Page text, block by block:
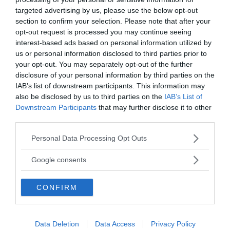
targeted advertising by us, please use the below opt-out
section to confirm your selection. Please note that after your
opt-out request is processed you may continue seeing
interest-based ads based on personal information utilized by
us or personal information disclosed to third parties prior to
your opt-out. You may separately opt-out of the further
disclosure of your personal information by third parties on the
IAB’s list of downstream participants. This information may
also be disclosed by us to third parties on the IAB’s List of
Downstream Participants that may further disclose it to other
Please note that this website/app uses one or more Google
not limited to your visit or usage behaviour. You may click to
use your data for below specified purposes in below Google
consent section.
Personal Data Processing Opt Outs
Google consents
CONFIRM
Data Deletion Data Access Privacy Policy
associare anche delle sedute di agopuntura,
generalmente rivelatesi efficaci.
Continua a leggere dopo la pubblicità
Fonte immagine: photl.com
Ti potrebbe interessare anche